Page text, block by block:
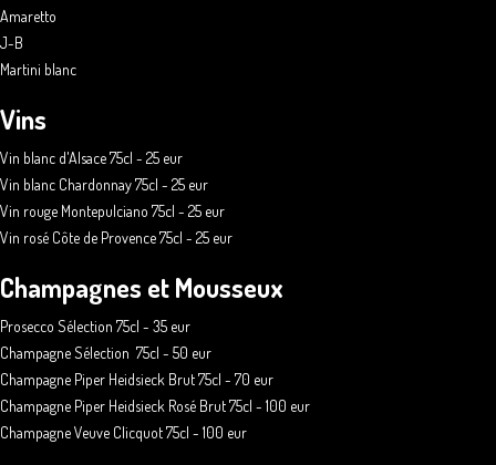
Amaretto
J-B
Martini blanc
Vins
Vin blanc d'Alsace 75cl - 25 eur
Vin blanc Chardonnay 75cl - 25 eur
Vin rouge Montepulciano 75cl - 25 eur
Vin rosé Côte de Provence 75cl - 25 eur
Champagnes et Mousseux
Prosecco Sélection 75cl - 35 eur
Champagne Sélection 75cl - 50 eur
Champagne Piper Heidsieck Brut 75cl - 70 eur
Champagne Piper Heidsieck Rosé Brut 75cl - 100 eur
Champagne Veuve Clicquot 75cl - 100 eur